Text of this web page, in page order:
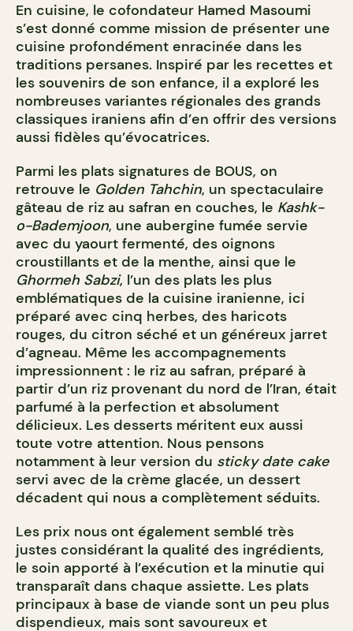
En cuisine, le cofondateur Hamed Masoumi
s’est donné comme mission de présenter une
cuisine profondément enracinée dans les
traditions persanes. Inspiré par les recettes et
les souvenirs de son enfance, il a exploré les
nombreuses variantes régionales des grands
classiques iraniens afin d’en offrir des versions
aussi fidèles qu’évocatrices.
Parmi les plats signatures de BOUS, on
retrouve le Golden Tahchin, un spectaculaire
gâteau de riz au safran en couches, le Kashk-
o-Bademjoon, une aubergine fumée servie
avec du yaourt fermenté, des oignons
croustillants et de la menthe, ainsi que le
Ghormeh Sabzi, l’un des plats les plus
emblématiques de la cuisine iranienne, ici
préparé avec cinq herbes, des haricots
rouges, du citron séché et un généreux jarret
d’agneau. Même les accompagnements
impressionnent : le riz au safran, préparé à
partir d’un riz provenant du nord de l’Iran, était
parfumé à la perfection et absolument
délicieux. Les desserts méritent eux aussi
toute votre attention. Nous pensons
notamment à leur version du sticky date cake
servi avec de la crème glacée, un dessert
décadent qui nous a complètement séduits.
Les prix nous ont également semblé très
justes considérant la qualité des ingrédients,
le soin apporté à l’exécution et la minutie qui
transparaît dans chaque assiette. Les plats
principaux à base de viande sont un peu plus
dispendieux, mais sont savoureux et